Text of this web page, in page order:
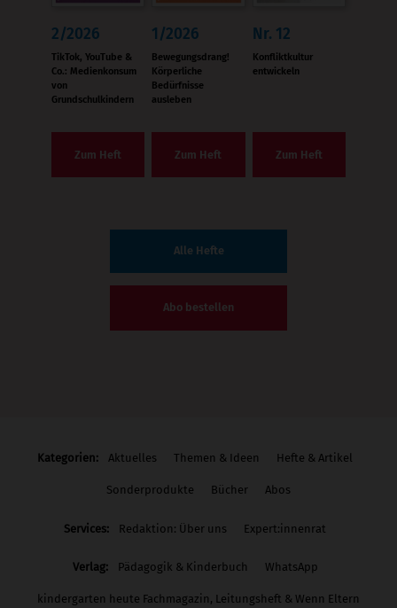
2/2026
:
TikTok, YouTube &
Co.: Medienkonsum
von
Grundschulkindern
Zum Heft
1/2026
:
Bewegungsdrang!
Körperliche
Bedürfnisse
ausleben
Zum Heft
Nr. 12
:
Konfliktkultur
entwickeln
Zum Heft
Alle Hefte
Abo bestellen
Kategorien: Aktuelles Themen & Ideen Hefte & Artikel
Sonderprodukte Bücher Abos
Services: Redaktion: Über uns Expert:innenrat
Verlag: Pädagogik & Kinderbuch WhatsApp
kindergarten heute Fachmagazin, Leitungsheft & Wenn Eltern